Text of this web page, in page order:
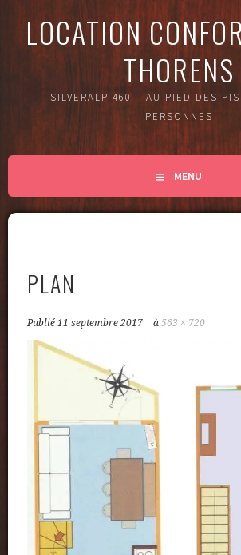
LOCATION
THORENS
SILVERALP 460 – AU PIED DES
PERSONNES
MENU
PLAN
Publié11 septembre 2017 à563 × 720